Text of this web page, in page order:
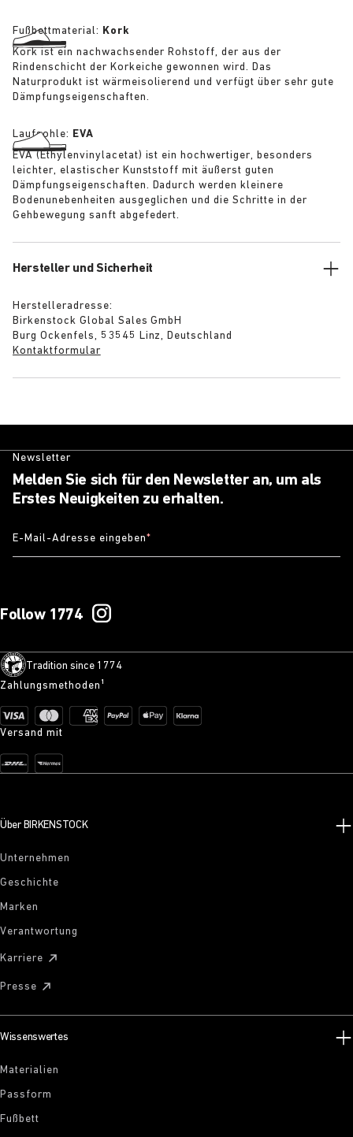
Fußbettmaterial: Kork
Kork ist ein nachwachsender Rohstoff, der aus der
Rindenschicht der Korkeiche gewonnen wird. Das
Naturprodukt ist wärmeisolierend und verfügt über sehr gute
Dämpfungseigenschaften.
Laufsohle: EVA
EVA (Ethylenvinylacetat) ist ein hochwertiger, besonders
leichter, elastischer Kunststoff mit äußerst guten
Dämpfungseigenschaften. Dadurch werden kleinere
Bodenunebenheiten ausgeglichen und die Schritte in der
Gehbewegung sanft abgefedert.
Hersteller und Sicherheit
Herstelleradresse:
Birkenstock Global Sales GmbH
Burg Ockenfels, 53545 Linz, Deutschland
Kontaktformular
Newsletter
Melden Sie sich für den Newsletter an, um als
Erstes Neuigkeiten zu erhalten.
E-Mail-Adresse eingeben*
Follow 1774
Tradition since 1774
Zahlungsmethoden¹
Versand mit
Über BIRKENSTOCK
Unternehmen
Geschichte
Marken
Verantwortung
Karriere
Presse
Wissenswertes
Materialien
Passform
Fußbett